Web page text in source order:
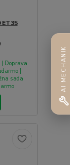
ET35
| Doprava
|
sada
AI MECHANIK